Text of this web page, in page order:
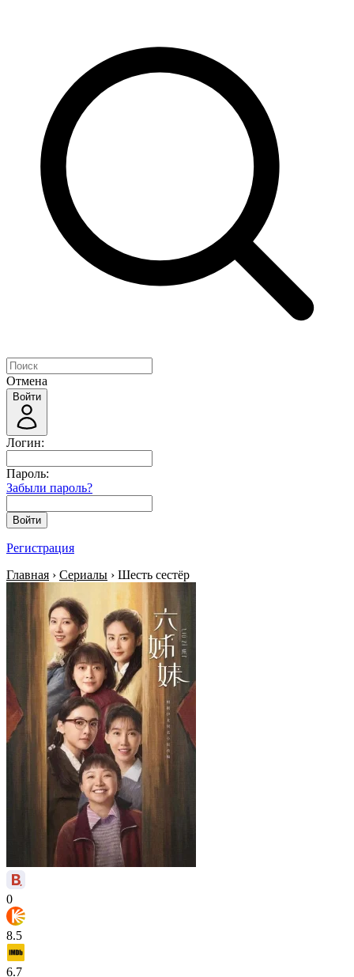
Отмена
Войти
Логин:
Пароль:
Забыли пароль?
Войти
Регистрация
Главная › Сериалы › Шесть сестёр
0
8.5
6.7